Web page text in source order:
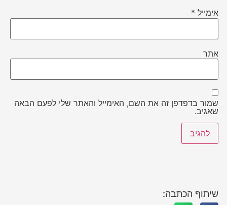
אימייל *
אתר
שמור בדפדפן זה את השם, האימייל והאתר שלי לפעם הבאה
שאגיב.
שיתוף הכתבה: